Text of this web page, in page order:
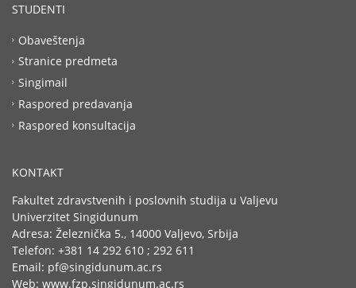
STUDENTI
Obaveštenja
Stranice predmeta
Singimail
Raspored predavanja
Raspored konsultacija
KONTAKT
Fakultet zdravstvenih i poslovnih studija u Valjevu
Univerzitet Singidunum
Adresa: Železnička 5., 14000 Valjevo, Srbija
Telefon: +381 14 292 610 ; 292 611
Email: pf@singidunum.ac.rs
Web: www.fzp.singidunum.ac.rs